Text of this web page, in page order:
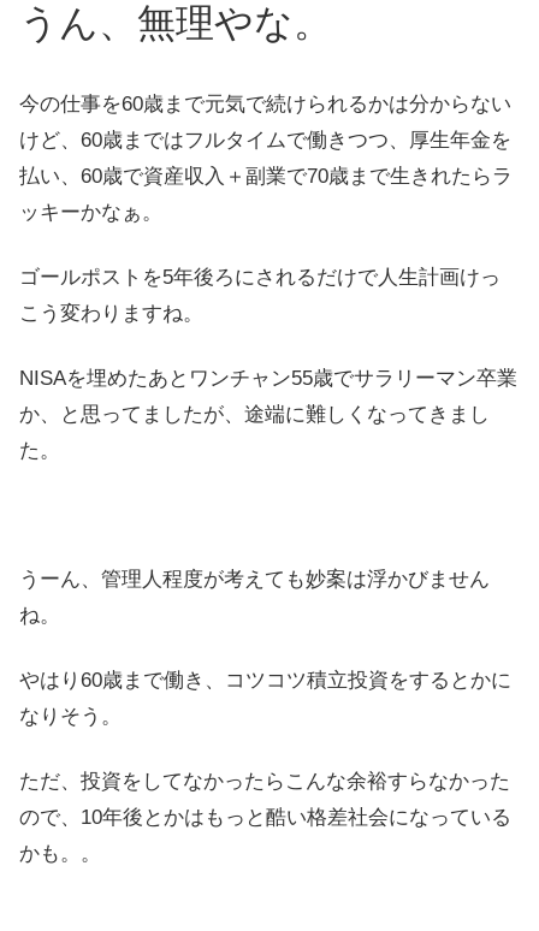
うん、無理やな。
今の仕事を60歳まで元気で続けられるかは分からない
けど、60歳まではフルタイムで働きつつ、厚生年金を
払い、60歳で資産収入＋副業で70歳まで生きれたらラ
ッキーかなぁ。
ゴールポストを5年後ろにされるだけで人生計画けっ
こう変わりますね。
NISAを埋めたあとワンチャン55歳でサラリーマン卒業
か、と思ってましたが、途端に難しくなってきまし
た。
うーん、管理人程度が考えても妙案は浮かびません
ね。
やはり60歳まで働き、コツコツ積立投資をするとかに
なりそう。
ただ、投資をしてなかったらこんな余裕すらなかった
ので、10年後とかはもっと酷い格差社会になっている
かも。。